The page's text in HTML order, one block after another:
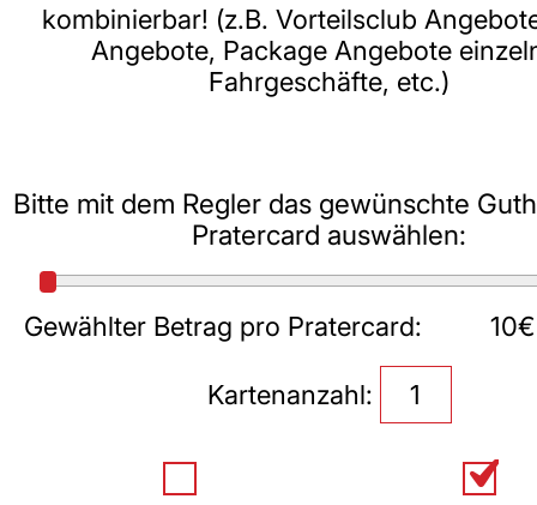
kombinierbar! (z.B. Vorteilsclub
Angebote, Package Angebote
Fahrgeschäfte, etc.)
Bitte mit dem Regler das gewünschte
Pratercard auswählen:
Gewählter Betrag pro Pratercard: €
Kartenanzahl: